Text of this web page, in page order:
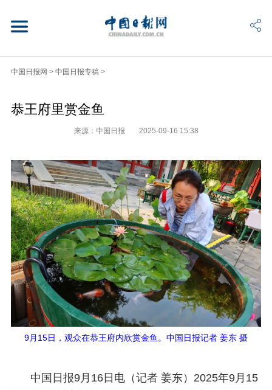
中国日报网 > 中国日报专稿 >
恭王府里赏金鱼
来源：中国日报 2025-09-16 15:38
9月15日，观众在恭王府内欣赏金鱼。中国日报记者 姜东 摄
中国日报9月16日电（记者 姜东）2025年9月15